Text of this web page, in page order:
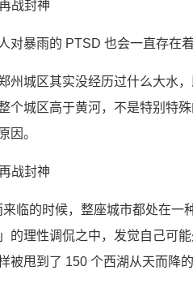
对暴雨的 PTSD 也会一直存在着
州城区其实没经历过什么大水
个城区高于黄河，不是特别特
因。
临的时候，整座城市都处在一
的理性调侃之中，发觉自己可
被甩到了 150 个西湖从天而降的